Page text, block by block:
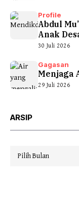
Profile
Abdul
Anak
30 Juli 2026
Gagasan
Menjaga
29 Juli 2026
ARSIP
Arsip